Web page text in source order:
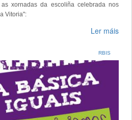
xornadas da escoliña celebrada nos
Vitoria":
Ler máis
RBIS